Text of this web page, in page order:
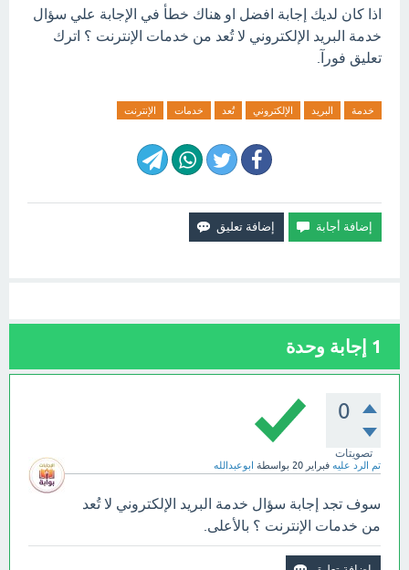
اذا كان لديك إجابة افضل او هناك خطأ في الإجابة علي سؤال
خدمة البريد الإلكتروني لا تُعد من خدمات الإنترنت ؟ اترك
تعليق فورآ.
خدمة البريد الإلكتروني تُعد خدمات الإنترنت
1 إجابة وحدة
0
تصويتات
تم الرد عليه فبراير 20 بواسطة ابوعبدالله
سوف تجد إجابة سؤال خدمة البريد الإلكتروني لا تُعد
من خدمات الإنترنت ؟ بالأعلى.